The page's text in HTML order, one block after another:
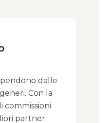
dalle
Con la
commissioni
partner